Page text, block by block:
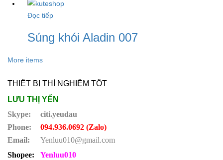
Đọc tiếp
Súng khói Aladin 007
More items
THIẾT BỊ THÍ NGHIỆM TỐT
LƯU THỊ YẾN
Skype:
citi.yeudau
Phone:
094.936.0692 (Zalo)
Email:
Yenluu010@gmail.com
Shopee:
Yenluu010